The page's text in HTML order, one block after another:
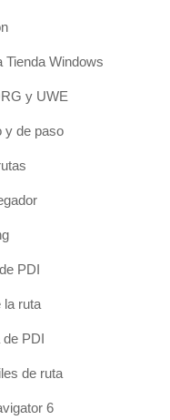
Tienda Windows
y UWE
y de paso
PDI
la ruta
de PDI
de ruta
6